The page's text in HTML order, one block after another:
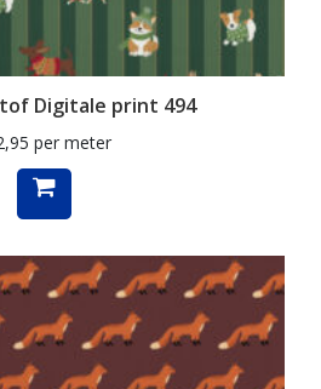
Digitale print 494
per meter